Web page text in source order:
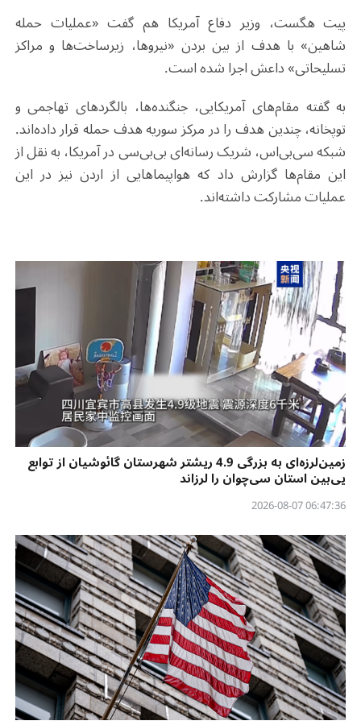
پیت هگست، وزیر دفاع آمریکا هم گفت «عملیات حمله
شاهین» با هدف از بین بردن «نیروها، زیرساخت‌ها و مراکز
تسلیحاتی» داعش اجرا شده است.
به گفته مقام‌های آمریکایی، جنگنده‌ها، بالگردهای تهاجمی و
توپخانه، چندین هدف را در مرکز سوریه هدف حمله قرار داده‌اند.
شبکه سی‌بی‌اس، شریک رسانه‌ای بی‌بی‌سی در آمریکا، به نقل از
این مقام‌ها گزارش داد که هواپیماهایی از اردن نیز در این
عملیات مشارکت داشته‌اند.
زمین‌لرزه‌ای به بزرگی 4.9 ریشتر شهرستان گائوشیان از توابع
یی‌بین استان سی‌چوان را لرزاند
06:47:36 2026-08-07